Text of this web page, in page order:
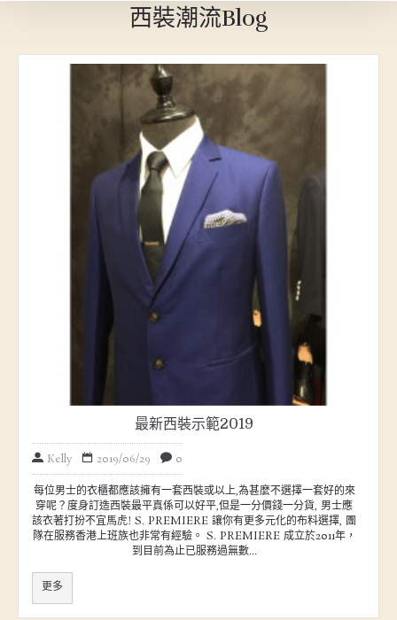
西裝潮流Blog
最新西裝示範2019
Kelly 2019/06/29 0
每位男士的衣櫃都應該擁有一套西裝或以上,為甚麼不選擇一套好的來
穿呢？度身訂造西裝最平真係可以好平,但是一分價錢一分貨, 男士應
該衣著打扮不宜馬虎! S. PREMIERE 讓你有更多元化的布料選擇, 團
隊在服務香港上班族也非常有經驗。 S. PREMIERE 成立於2011年，
到目前為止已服務過無數...
更多